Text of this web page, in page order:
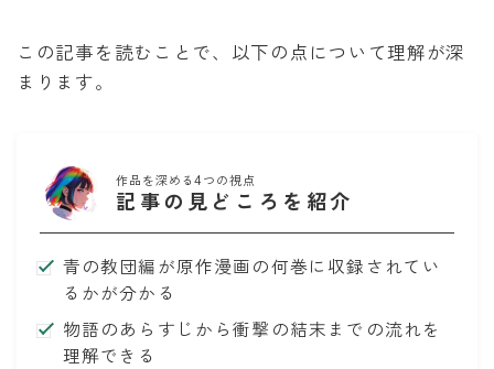
この記事を読むことで、以下の点について理解が深
まります。
作品を深める4つの視点
記事の見どころを紹介
青の教団編が原作漫画の何巻に収録されてい
るかが分かる
物語のあらすじから衝撃の結末までの流れを
理解できる